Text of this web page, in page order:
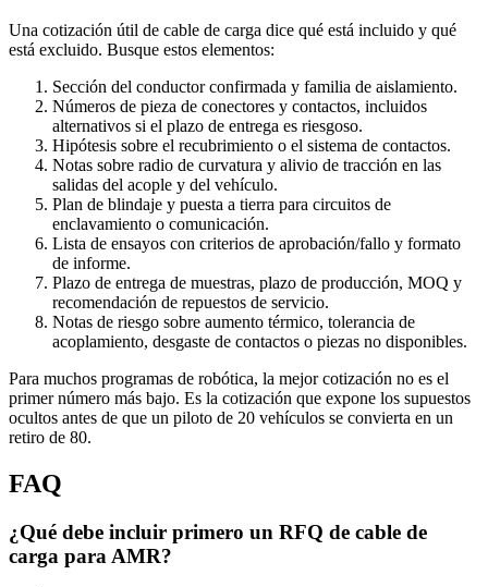
Una cotización útil de cable de carga dice qué está incluido y qué
está excluido. Busque estos elementos:
Sección del conductor confirmada y familia de aislamiento.
Números de pieza de conectores y contactos, incluidos
alternativos si el plazo de entrega es riesgoso.
Hipótesis sobre el recubrimiento o el sistema de contactos.
Notas sobre radio de curvatura y alivio de tracción en las
salidas del acople y del vehículo.
Plan de blindaje y puesta a tierra para circuitos de
enclavamiento o comunicación.
Lista de ensayos con criterios de aprobación/fallo y formato
de informe.
Plazo de entrega de muestras, plazo de producción, MOQ y
recomendación de repuestos de servicio.
Notas de riesgo sobre aumento térmico, tolerancia de
acoplamiento, desgaste de contactos o piezas no disponibles.
Para muchos programas de robótica, la mejor cotización no es el
primer número más bajo. Es la cotización que expone los supuestos
ocultos antes de que un piloto de 20 vehículos se convierta en un
retiro de 80.
FAQ
¿Qué debe incluir primero un RFQ de cable de
carga para AMR?